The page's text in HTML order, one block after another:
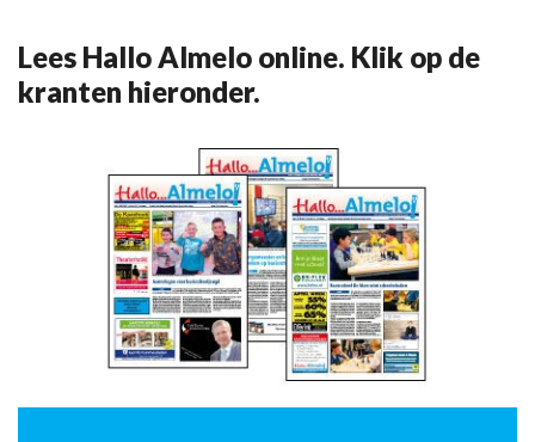
Lees Hallo Almelo online. Klik op de
kranten hieronder.